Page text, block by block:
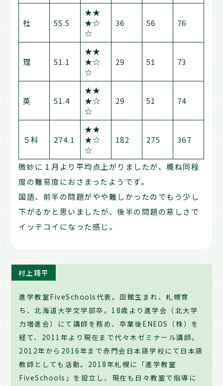
社 55.5
★★
★☆
☆
36 56 76
理 51.1
★★
★☆
☆
29 51 73
英 51.4
★★
★☆
☆
29 51 74
５科 274.1
★★
★☆
☆
182 275 367
微妙に１月より平均点上がりましたが、概ね同程
度の難易度におさまったようです。
国語、前半の問題がやや難しかったのでもう少し
下がるかと思いましたが、後半の問題の易しさで
イッテコイになった感じ。
村上翔平
進学教室FiveSchools代表。函館生まれ、札幌育
ち、北海道大学文学部卒。18歳より進学会（北大学
力増進会）にて講師を務め、卒業後ENEOS（株）を
経て、2011年より現在まで代々木ゼミナール講師。
2012年から2016年まで赤門会日本語学校にて日本語
教師としても活動。2018年札幌に「進学教室
FiveSchools」を設立し、現在も日々教室で指導に